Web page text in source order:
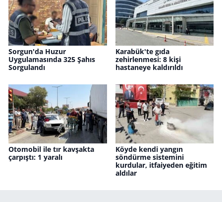
Sorgun'da Huzur
Uygulamasında 325 Şahıs
Sorgulandı
Karabük'te gıda
zehirlenmesi: 8 kişi
hastaneye kaldırıldı
Otomobil ile tır kavşakta
çarpıştı: 1 yaralı
Köyde kendi yangın
söndürme sistemini
kurdular, itfaiyeden eğitim
aldılar